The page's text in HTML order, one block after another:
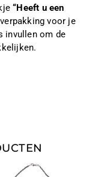
“Heeft u een
voor je
invullen om de